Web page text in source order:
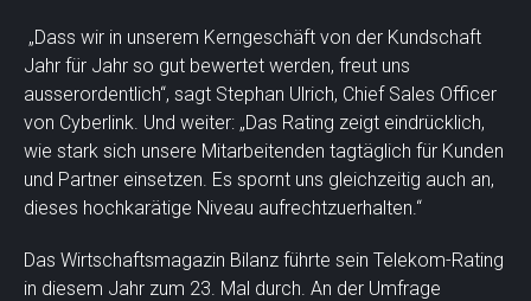
„Dass wir in unserem Kerngeschäft von der Kundschaft
Jahr für Jahr so gut bewertet werden, freut uns
ausserordentlich“, sagt Stephan Ulrich, Chief Sales Officer
von Cyberlink. Und weiter: „Das Rating zeigt eindrücklich,
wie stark sich unsere Mitarbeitenden tagtäglich für Kunden
und Partner einsetzen. Es spornt uns gleichzeitig auch an,
dieses hochkarätige Niveau aufrechtzuerhalten.“
Das Wirtschaftsmagazin Bilanz führte sein Telekom-Rating
in diesem Jahr zum 23. Mal durch. An der Umfrage